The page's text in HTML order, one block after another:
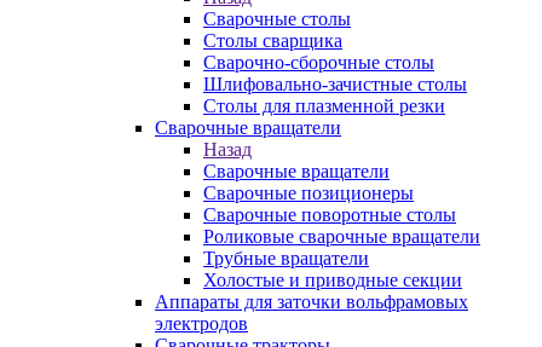
Сварочные столы
Столы сварщика
Сварочно-сборочные столы
Шлифовально-зачистные столы
Столы для плазменной резки
Сварочные вращатели
Назад
Сварочные вращатели
Сварочные позиционеры
Сварочные поворотные столы
Роликовые сварочные вращатели
Трубные вращатели
Холостые и приводные секции
Аппараты для заточки вольфрамовых
электродов